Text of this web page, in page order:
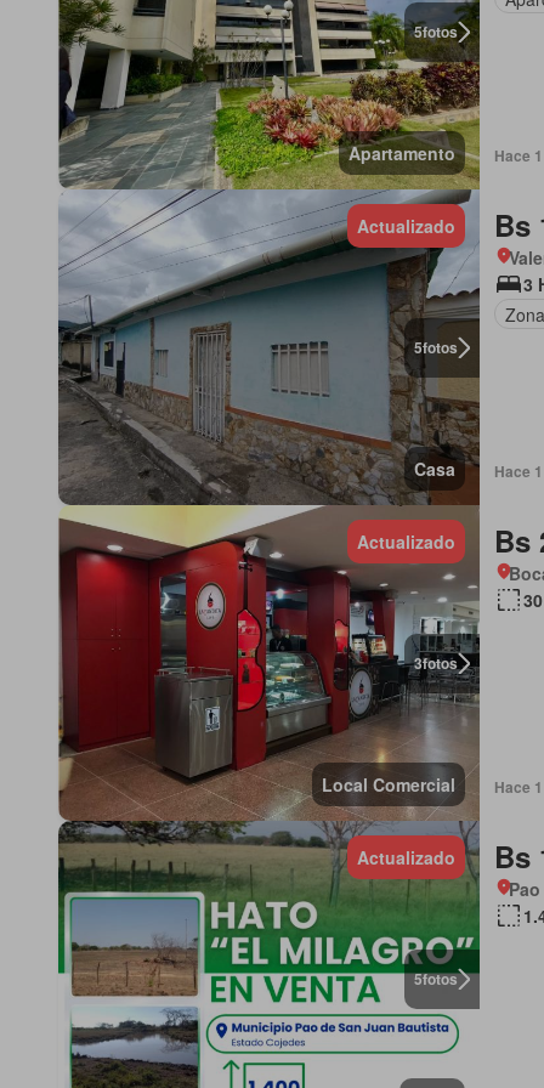
5fotos
Apartamento Hace
5fotos
Actualizado
Casa
Bs
3
Hace
3fotos
Actualizado
Local Comercial
Bs
Hace
5fotos
Actualizado Bs